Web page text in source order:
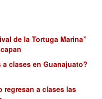
de la Tortuga Marina”
clases en Guanajuato?
regresan a clases las